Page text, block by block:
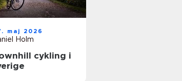
maj 2026
Holm
cykling i